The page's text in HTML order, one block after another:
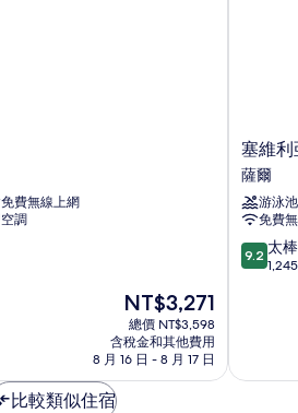
免費無線上網
空調
現
在
價
格
為
NT$3,271
總價 NT$3,598
含稅金和其他費用
8 月 16 日 - 8 月 17 日
塞
維
利
亞
中
心
飯
塞維利
薩爾
游泳池
免費
9.2
分，
棒
9.2 太
比較類似住宿